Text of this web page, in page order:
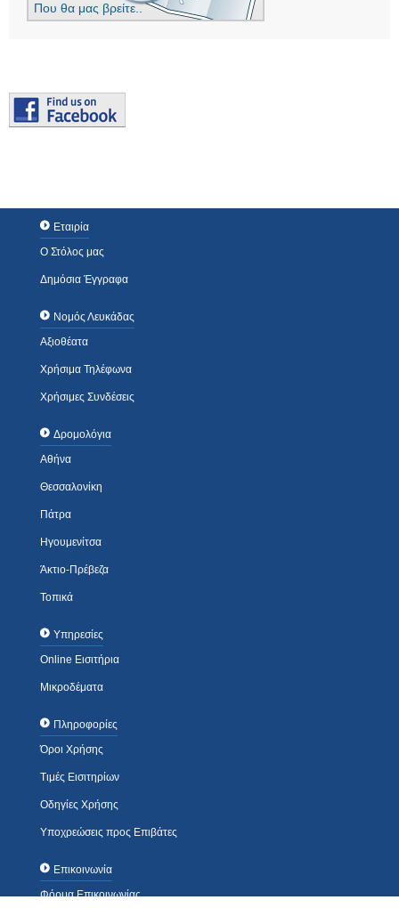
Που θα μας βρείτε..
Εταιρία
Ο Στόλος μας
Δημόσια Έγγραφα
Νομός Λευκάδας
Αξιοθέατα
Χρήσιμα Τηλέφωνα
Χρήσιμες Συνδέσεις
Δρομολόγια
Αθήνα
Θεσσαλονίκη
Πάτρα
Ηγουμενίτσα
Άκτιο-Πρέβεζα
Τοπικά
Υπηρεσίες
Online Εισιτήρια
Μικροδέματα
Πληροφορίες
Όροι Χρήσης
Τιμές Εισιτηρίων
Οδηγίες Χρήσης
Υποχρεώσεις προς Επιβάτες
Επικοινωνία
Φόρμα Επικοινωνίας